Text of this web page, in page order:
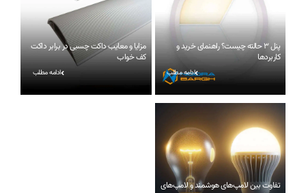
پنل ۳ حالته چیست؟ راهنمای خرید و
کاربردها
ادامه مطلب
مزایا و معایب داکت چسبی در برابر داکت
کف خواب
ادامه مطلب
تفاوت بین لامپ‌های هوشمند و لامپ‌های